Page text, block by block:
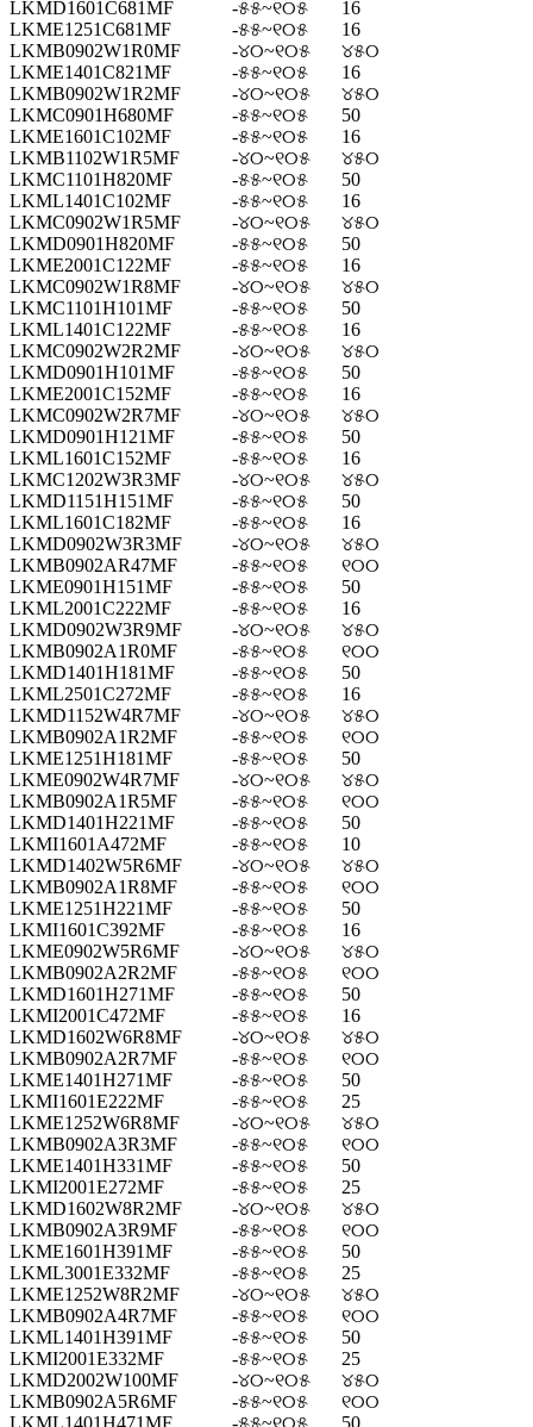
LKMD1601C681MF
-୫୫~୧୦୫
16
LKME1251C681MF
-୫୫~୧୦୫
16
LKMB0902W1R0MF
-୪୦~୧୦୫
୪୫୦
LKME1401C821MF
-୫୫~୧୦୫
16
LKMB0902W1R2MF
-୪୦~୧୦୫
୪୫୦
LKMC0901H680MF
-୫୫~୧୦୫
50
LKME1601C102MF
-୫୫~୧୦୫
16
LKMB1102W1R5MF
-୪୦~୧୦୫
୪୫୦
LKMC1101H820MF
-୫୫~୧୦୫
50
LKML1401C102MF
-୫୫~୧୦୫
16
LKMC0902W1R5MF
-୪୦~୧୦୫
୪୫୦
LKMD0901H820MF
-୫୫~୧୦୫
50
LKME2001C122MF
-୫୫~୧୦୫
16
LKMC0902W1R8MF
-୪୦~୧୦୫
୪୫୦
LKMC1101H101MF
-୫୫~୧୦୫
50
LKML1401C122MF
-୫୫~୧୦୫
16
LKMC0902W2R2MF
-୪୦~୧୦୫
୪୫୦
LKMD0901H101MF
-୫୫~୧୦୫
50
LKME2001C152MF
-୫୫~୧୦୫
16
LKMC0902W2R7MF
-୪୦~୧୦୫
୪୫୦
LKMD0901H121MF
-୫୫~୧୦୫
50
LKML1601C152MF
-୫୫~୧୦୫
16
LKMC1202W3R3MF
-୪୦~୧୦୫
୪୫୦
LKMD1151H151MF
-୫୫~୧୦୫
50
LKML1601C182MF
-୫୫~୧୦୫
16
LKMD0902W3R3MF
-୪୦~୧୦୫
୪୫୦
LKMB0902AR47MF
-୫୫~୧୦୫
୧୦୦
LKME0901H151MF
-୫୫~୧୦୫
50
LKML2001C222MF
-୫୫~୧୦୫
16
LKMD0902W3R9MF
-୪୦~୧୦୫
୪୫୦
LKMB0902A1R0MF
-୫୫~୧୦୫
୧୦୦
LKMD1401H181MF
-୫୫~୧୦୫
50
LKML2501C272MF
-୫୫~୧୦୫
16
LKMD1152W4R7MF
-୪୦~୧୦୫
୪୫୦
LKMB0902A1R2MF
-୫୫~୧୦୫
୧୦୦
LKME1251H181MF
-୫୫~୧୦୫
50
LKME0902W4R7MF
-୪୦~୧୦୫
୪୫୦
LKMB0902A1R5MF
-୫୫~୧୦୫
୧୦୦
LKMD1401H221MF
-୫୫~୧୦୫
50
LKMI1601A472MF
-୫୫~୧୦୫
10
LKMD1402W5R6MF
-୪୦~୧୦୫
୪୫୦
LKMB0902A1R8MF
-୫୫~୧୦୫
୧୦୦
LKME1251H221MF
-୫୫~୧୦୫
50
LKMI1601C392MF
-୫୫~୧୦୫
16
LKME0902W5R6MF
-୪୦~୧୦୫
୪୫୦
LKMB0902A2R2MF
-୫୫~୧୦୫
୧୦୦
LKMD1601H271MF
-୫୫~୧୦୫
50
LKMI2001C472MF
-୫୫~୧୦୫
16
LKMD1602W6R8MF
-୪୦~୧୦୫
୪୫୦
LKMB0902A2R7MF
-୫୫~୧୦୫
୧୦୦
LKME1401H271MF
-୫୫~୧୦୫
50
LKMI1601E222MF
-୫୫~୧୦୫
25
LKME1252W6R8MF
-୪୦~୧୦୫
୪୫୦
LKMB0902A3R3MF
-୫୫~୧୦୫
୧୦୦
LKME1401H331MF
-୫୫~୧୦୫
50
LKMI2001E272MF
-୫୫~୧୦୫
25
LKMD1602W8R2MF
-୪୦~୧୦୫
୪୫୦
LKMB0902A3R9MF
-୫୫~୧୦୫
୧୦୦
LKME1601H391MF
-୫୫~୧୦୫
50
LKML3001E332MF
-୫୫~୧୦୫
25
LKME1252W8R2MF
-୪୦~୧୦୫
୪୫୦
LKMB0902A4R7MF
-୫୫~୧୦୫
୧୦୦
LKML1401H391MF
-୫୫~୧୦୫
50
LKMI2001E332MF
-୫୫~୧୦୫
25
LKMD2002W100MF
-୪୦~୧୦୫
୪୫୦
LKMB0902A5R6MF
-୫୫~୧୦୫
୧୦୦